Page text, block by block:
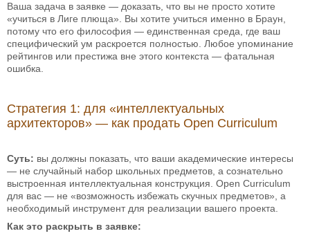
Ваша задача в заявке — доказать, что вы не просто хотите
«учиться в Лиге плюща». Вы хотите учиться именно в Браун,
потому что его философия — единственная среда, где ваш
специфический ум раскроется полностью. Любое упоминание
рейтингов или престижа вне этого контекста — фатальная
ошибка.
Стратегия 1: для «интеллектуальных
архитекторов» — как продать Open Curriculum
Суть: вы должны показать, что ваши академические интересы
— не случайный набор школьных предметов, а сознательно
выстроенная интеллектуальная конструкция. Open Curriculum
для вас — не «возможность избежать скучных предметов», а
необходимый инструмент для реализации вашего проекта.
Как это раскрыть в заявке: